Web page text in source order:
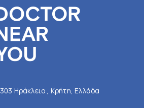
Ηράκλειο , Κρήτη, Ελλάδα